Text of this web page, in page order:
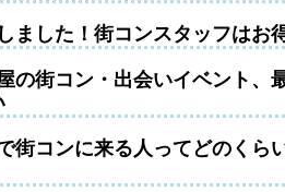
ました！街コンスタッフはお
の街コン・出会いイベント、
街コンに来る人ってどのくら